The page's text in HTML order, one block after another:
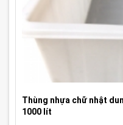
Thùng nhựa chữ nhật
1000 lít